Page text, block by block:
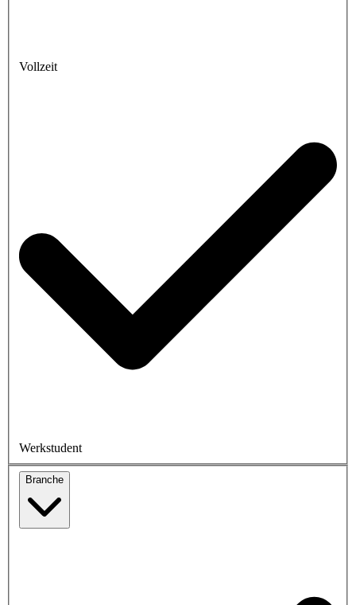
Vollzeit
Werkstudent
Branche